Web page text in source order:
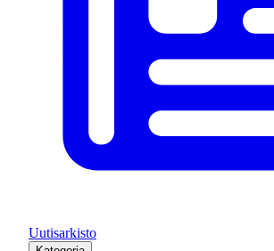
Uutisarkisto